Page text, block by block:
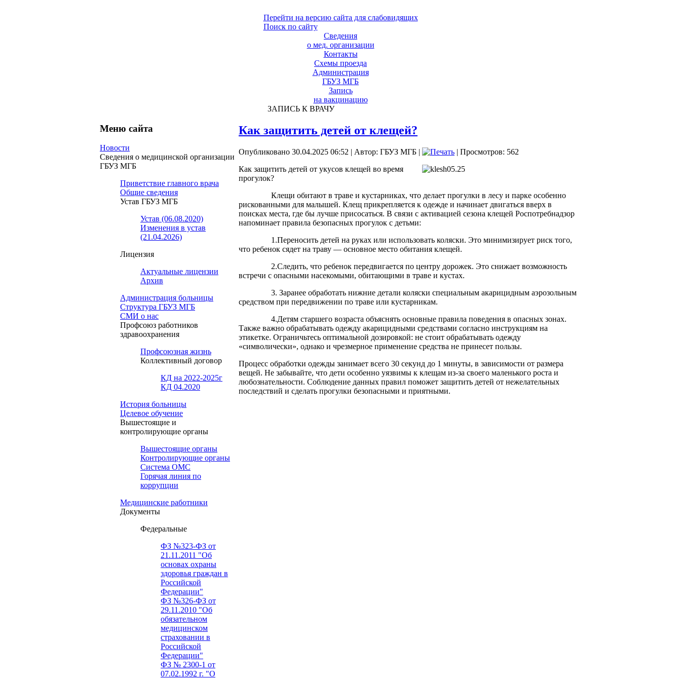
Перейти на версию сайта для слабовидящих
Поиск по сайту
Сведения
о мед. организации
Контакты
Схемы проезда
Администрация
ГБУЗ МГБ
Запись
на вакцинацию
ЗАПИСЬ К ВРАЧУ
Меню сайта
Новости
Сведения о медицинской организации
ГБУЗ МГБ
Приветствие главного врача
Общие сведения
Устав ГБУЗ МГБ
Устав (06.08.2020)
Изменения в устав
(21.04.2026)
Лицензия
Актуальные лицензии
Архив
Администрация больницы
Структура ГБУЗ МГБ
СМИ о нас
Профсоюз работников
здравоохранения
Профсоюзная жизнь
Коллективный договор
КД на 2022-2025г
КД 04.2020
История больницы
Целевое обучение
Вышестоящие и
контролирующие органы
Вышестоящие органы
Контролирующие органы
Система ОМС
Горячая линия по
коррупции
Медицинские работники
Документы
Федеральные
ФЗ №323-ФЗ от
21.11.2011 "Об
основах охраны
здоровья граждан в
Российской
Федерации"
ФЗ №326-ФЗ от
29.11.2010 "Об
обязательном
медицинском
страховании в
Российской
Федерации"
ФЗ № 2300-1 от
07.02.1992 г. "О
Как защитить детей от клещей?
Опубликовано 30.04.2025 06:52 | Автор: ГБУЗ МГБ |
| Просмотров: 562
Как защитить детей от укусов клещей во время
прогулок?
Клещи обитают в траве и кустарниках, что делает прогулки в лесу и парке особенно
рискованными для малышей. Клещ прикрепляется к одежде и начинает двигаться вверх в
поисках места, где бы лучше присосаться. В связи с активацией сезона клещей Роспотребнадзор
напоминает правила безопасных прогулок с детьми:
1.Переносить детей на руках или использовать коляски. Это минимизирует риск того,
что ребенок сядет на траву — основное место обитания клещей.
2.Следить, что ребенок передвигается по центру дорожек. Это снижает возможность
встречи с опасными насекомыми, обитающими в траве и кустах.
3. Заранее обработать нижние детали коляски специальным акарицидным аэрозольным
средством при передвижении по траве или кустарникам.
4.Детям старшего возраста объяснять основные правила поведения в опасных зонах.
Также важно обрабатывать одежду акарицидными средствами согласно инструкциям на
этикетке. Ограничьтесь оптимальной дозировкой: не стоит обрабатывать одежду
«символически», однако и чрезмерное применение средства не принесет пользы.
Процесс обработки одежды занимает всего 30 секунд до 1 минуты, в зависимости от размера
вещей. Не забывайте, что дети особенно уязвимы к клещам из-за своего маленького роста и
любознательности. Соблюдение данных правил поможет защитить детей от нежелательных
последствий и сделать прогулки безопасными и приятными.